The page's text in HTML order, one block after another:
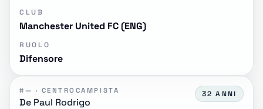
CLUB
Manchester United FC (ENG)
RUOLO
Difensore
#— · CENTROCAMPISTA
De Paul Rodrigo
32 ANNI